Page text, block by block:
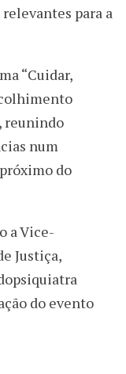
para a
“Cuidar,
reunindo
num
do
a Vice-
Justiça,
do evento